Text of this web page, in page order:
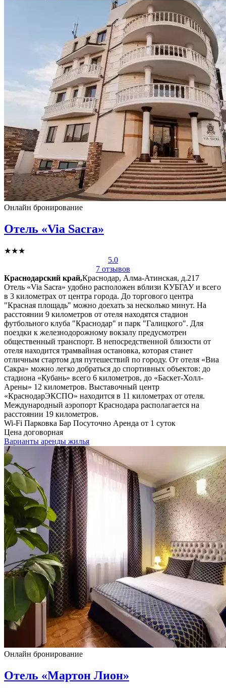
Онлайн бронирование
Отель «Via Sacra»
★★★
5.0
7 отзывов
Краснодарский край,Краснодар, Алма-Атинская, д.217
Отель «Via Sacra» удобно расположен вблизи КУБГАУ и всего
в 3 километрах от центра города. До торгового центра
"Красная площадь" можно доехать за несколько минут. На
расстоянии 9 километров от отеля находятся стадион
футбольного клуба "Краснодар" и парк "Галицкого". Для
поездки к железнодорожному вокзалу предусмотрен
общественный транспорт. В непосредственной близости от
отеля находится трамвайная остановка, которая станет
отличным стартом для путешествий по городу. От отеля «Виа
Сакра» можно легко добраться до спортивных объектов: до
стадиона «Кубань» всего 6 километров, до «Баскет-Холл-
Арены» 12 километров. Выставочный центр
«КраснодарЭКСПО» находится в 11 километрах от отеля.
Международный аэропорт Краснодара располагается на
расстоянии 19 километров.
Wi-Fi Парковка Бар Посуточно Аренда от 1 суток
Цена договорная
Варианты аренды жилья
Онлайн бронирование
Отель «Мартон Лион»